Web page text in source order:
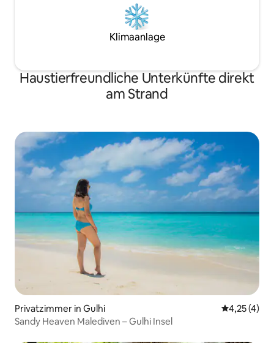
Klimaanlage
Haustierfreundliche Unterkünfte direkt
am Strand
Privatzimmer in Gulhi
4,25 (4)
Sandy Heaven Malediven – Gulhi Insel